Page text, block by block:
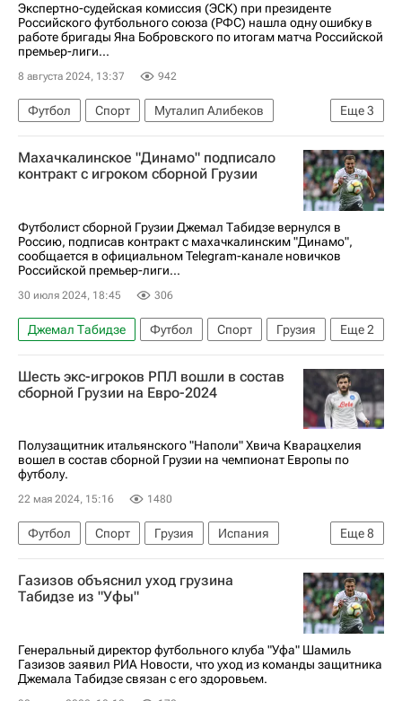
Экспертно-судейская комиссия (ЭСК) при президенте
Российского футбольного союза (РФС) нашла одну ошибку в
работе бригады Яна Бобровского по итогам матча Российской
премьер-лиги...
8 августа 2024, 13:37 942
Еще3
Футбол Спорт
Муталип Алибеков
Шамиль Газизов
Александр Алаев
Нижний Новгород
Махачкалинское "Динамо" подписало
контракт с игроком сборной Грузии
Футболист сборной Грузии Джемал Табидзе вернулся в
Россию, подписав контракт с махачкалинским "Динамо",
сообщается в официальном Telegram-канале новичков
Российской премьер-лиги...
30 июля 2024, 18:45 306
Еще2
Джемал Табидзе Футбол Спорт
Грузия
Россия
Динамо (Махачкала)
Шесть экс-игроков РПЛ вошли в состав
сборной Грузии на Евро-2024
Полузащитник итальянского "Наполи" Хвича Кварацхелия
вошел в состав сборной Грузии на чемпионат Европы по
футболу.
22 мая 2024, 15:16 1480
Еще8
Футбол Спорт Грузия
Испания
Словакия
Георгий Лория
Хвича Кварацхелия
Слован (Братислава)
Наполи
Евро-2024
Газизов объяснил уход грузина
Табидзе из "Уфы"
Генеральный директор футбольного клуба "Уфа" Шамиль
Газизов заявил РИА Новости, что уход из команды защитника
Джемала Табидзе связан с его здоровьем.